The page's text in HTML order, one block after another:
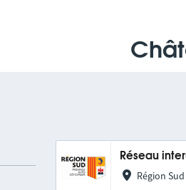
Réseau
Région